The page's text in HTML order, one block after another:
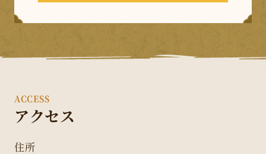
ACCESS
アクセス
住所